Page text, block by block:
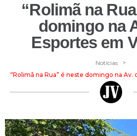
“Rolimã na
domingo na
Esportes em
Notícias >
“Rolimã na Rua” é neste domingo na Av.